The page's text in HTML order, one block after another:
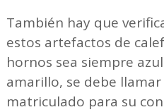
También hay que
estos artefactos de
hornos sea siempre
amarillo, se debe
matriculado para su